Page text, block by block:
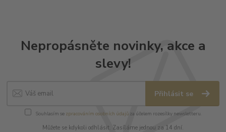
Nepropásněte novinky, akce a
slevy!
Přihlásit se
Souhlasím se zpracováním osobních údajůza účelem rozesílky newsletteru.
Můžete se kdykoli odhlásit. Zasíláme jednou za 14 dní.